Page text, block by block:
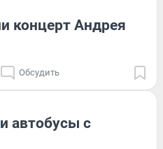
концерт Андрея
Обсудить
автобусы с